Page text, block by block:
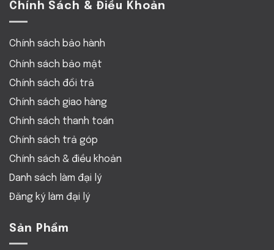
Chính Sách & Điều Khoản
Chính sách bảo hành
Chính sách bảo mật
Chính sách đổi trả
Chính sách giao hàng
Chính sách thanh toán
Chính sách trả góp
Chính sách & điều khoản
Danh sách làm đại lý
Đăng ký làm đại lý
Sản Phẩm